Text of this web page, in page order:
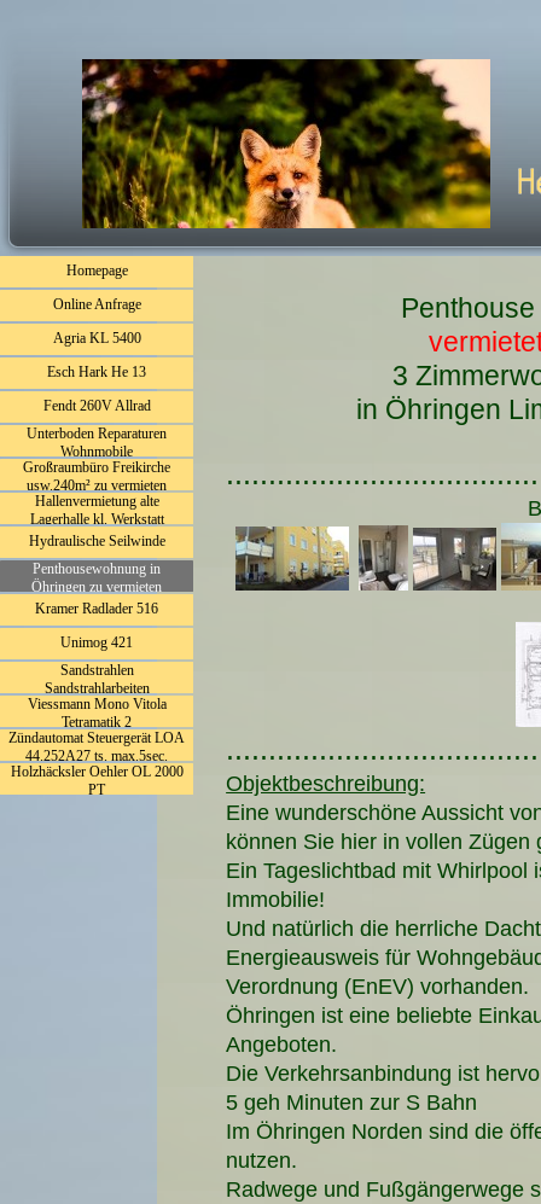
Homepage
Online Anfrage
Agria KL 5400
Esch Hark He 13
Fendt 260V Allrad
Unterboden Reparaturen
Wohnmobile
Großraumbüro Freikirche
usw.240m² zu vermieten
hiervon 180m² plus Küche u. 2
kl. Zimmer (60m²)
Hallenvermietung alte
Lagerhalle kl. Werkstatt
Hydraulische Seilwinde
Penthousewohnung in
Öhringen zu vermieten
Kramer Radlader 516
Unimog 421
Sandstrahlen
Sandstrahlarbeiten
Viessmann Mono Vitola
Tetramatik 2
Zündautomat Steuergerät LOA
44.252A27 ts. max.5sec.
Holzhäcksler Oehler OL 2000
PT
3
in Öhringen
Objektbeschreibung:
Eine wunderschöne Aussicht
können Sie hier in vollen Zügen
Ein Tageslichtbad mit Whirlpool
Immobilie!
Und natürlich die herrliche
Energieausweis für
Verordnung (EnEV) vorhanden.
Öhringen ist eine beliebte
Angeboten.
Die Verkehrsanbindung ist
5 geh Minuten zur S Bahn
Im Öhringen Norden sind die
nutzen.
Radwege und Fußgängerwege